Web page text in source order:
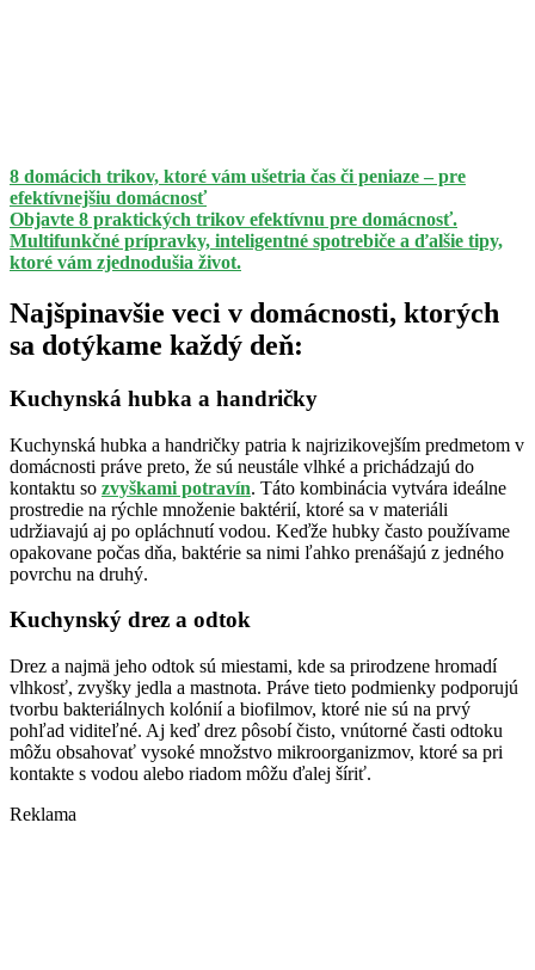
8 domácich trikov, ktoré vám ušetria čas či peniaze – pre
efektívnejšiu domácnosť
Objavte 8 praktických trikov efektívnu pre domácnosť.
Multifunkčné prípravky, inteligentné spotrebiče a ďalšie tipy,
ktoré vám zjednodušia život.
Najšpinavšie veci v domácnosti, ktorých
sa dotýkame každý deň:
Kuchynská hubka a handričky
Kuchynská hubka a handričky patria k najrizikovejším predmetom v
domácnosti práve preto, že sú neustále vlhké a prichádzajú do
kontaktu so zvyškami potravín. Táto kombinácia vytvára ideálne
prostredie na rýchle množenie baktérií, ktoré sa v materiáli
udržiavajú aj po opláchnutí vodou. Keďže hubky často používame
opakovane počas dňa, baktérie sa nimi ľahko prenášajú z jedného
povrchu na druhý.
Kuchynský drez a odtok
Drez a najmä jeho odtok sú miestami, kde sa prirodzene hromadí
vlhkosť, zvyšky jedla a mastnota. Práve tieto podmienky podporujú
tvorbu bakteriálnych kolónií a biofilmov, ktoré nie sú na prvý
pohľad viditeľné. Aj keď drez pôsobí čisto, vnútorné časti odtoku
môžu obsahovať vysoké množstvo mikroorganizmov, ktoré sa pri
kontakte s vodou alebo riadom môžu ďalej šíriť.
Reklama